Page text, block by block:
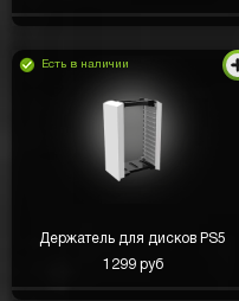
Есть в наличии
Держатель для дисков PS5
1299 руб